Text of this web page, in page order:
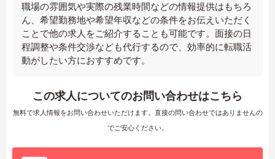
職場の雰囲気や実際の残業時間などの情報提供はもちろ
ん、希望勤務地や希望年収などの条件をお伝えいただく
ことで他の求人をご紹介することも可能です。面接の日
程調整や条件交渉なども代行するので、効率的に転職活
動がしたい方におすすめです。
この求人についてのお問い合わせはこちら
無料で求人情報をお問い合わせいただけます。直接の問い合わせではありませんの
でご安心ください。